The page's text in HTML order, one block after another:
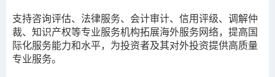
支持咨询评估、法律服务、会计审计、信用评级、调解仲
裁、知识产权等专业服务机构拓展海外服务网络，提高国
际化服务能力和水平，为投资者及其对外投资提供高质量
专业服务。